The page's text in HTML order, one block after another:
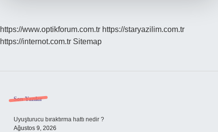
https://www.optikforum.com.tr https://staryazilim.com.tr
https://internot.com.tr Sitemap
Sidebar
Son Yazılar
Uyuşturucu bıraktırma hattı nedir ?
Ağustos 9, 2026